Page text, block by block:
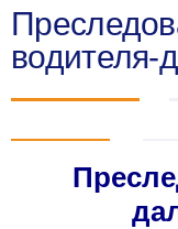
водителя-